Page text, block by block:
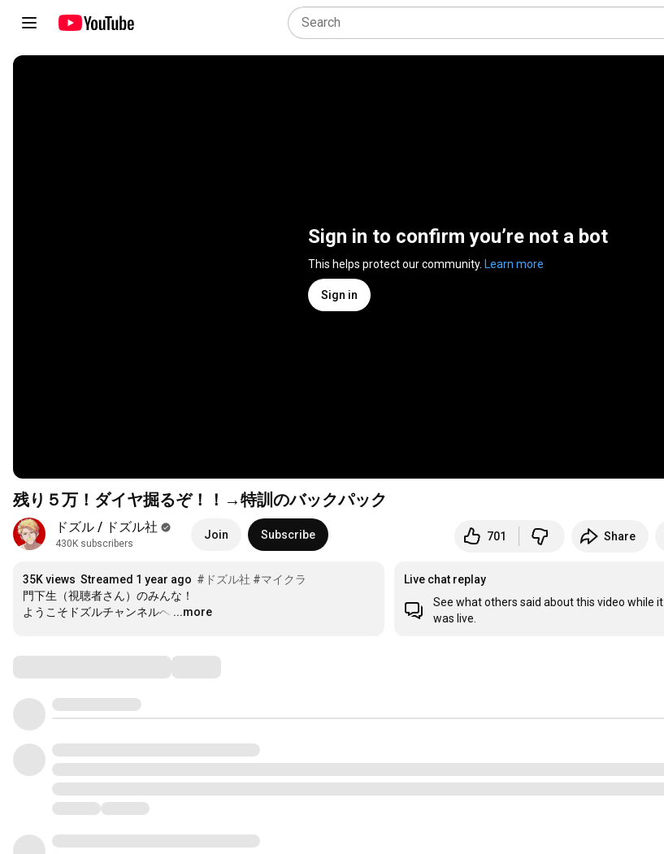
Sign in to confirm you’re not a bot
This helps protect our community. Learn more
Sign in
残り５万！ダイヤ掘るぞ！！→特訓のバックパック
ドズル / ドズル社
430K subscribers
Join Subscribe 701 Share
35K views Streamed 1 year ago #ドズル社 #マイクラ
門下生（視聴者さん）のみんな！
ようこそドズルチャンネルへ …
...more
Live chat replay
See what others said about this video while it
was live.